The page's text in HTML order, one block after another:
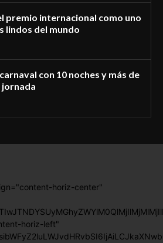
premio internacional como uno
lindos del mundo
con 10 noches y más de
jornada
horiz-center"
horiz-left"